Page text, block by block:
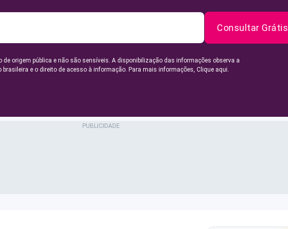
Consultar Grátis
de origem pública e não são sensíveis. A disponibilização das informações observa a
brasileira e o direito de acesso à informação. Para mais informações, Clique aqui.